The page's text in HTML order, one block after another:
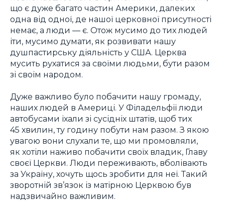
що є дуже багато частин Америки, далеких
одна від одної, де нашої церковної присутності
немає, а люди — є. Отож мусимо до тих людей
іти, мусимо думати, як розвивати нашу
душпастирську діяльність у США. Церква
мусить рухатися за своїми людьми, бути разом
зі своїм народом.
Дуже важливо було побачити нашу громаду,
наших людей в Америці. У Філадельфії люди
автобусами їхали зі сусідніх штатів, щоб тих
45 хвилин, ту годину побути нам разом. З якою
увагою вони слухали те, що ми промовляли,
як хотіли наживо побачити своїх владик, Главу
своєї Церкви. Люди переживають, вболівають
за Україну, хочуть щось зробити для неї. Такий
зворотній зв’язок із матірною Церквою був
надзвичайно важливим.